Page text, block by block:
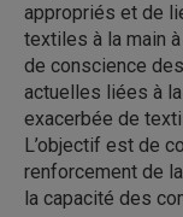
appropriés et de
textiles à la main
de conscience
actuelles liées à
exacerbée de
L’objectif est de
renforcement de
la capacité des